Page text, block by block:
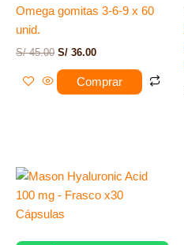
Omega gomitas 3-6-9 x 60
unid.
S/45.00 S/ 36.00
Comprar